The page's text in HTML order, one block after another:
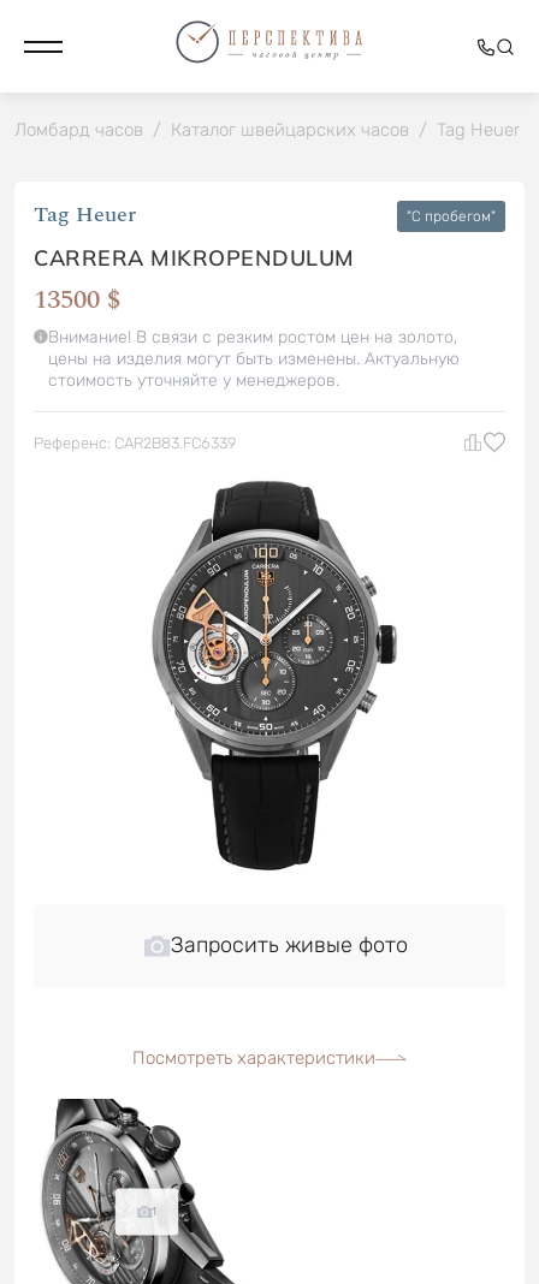
Ломбард часов / Каталог швейцарских часов / Tag Heuer
Tag Heuer "C пробегом"
CARRERA MIKROPENDULUM
13500 $
Внимание! В связи с резким ростом цен на золото,
цены на изделия могут быть изменены. Актуальную
стоимость уточняйте у менеджеров.
Референс: CAR2B83.FC6339
Запросить живые фото
Посмотреть характеристики
1